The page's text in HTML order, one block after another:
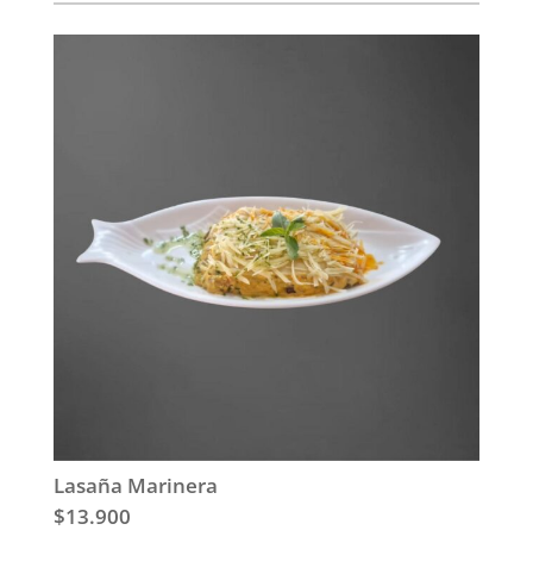
Lasaña Marinera
$13.900